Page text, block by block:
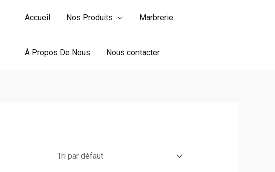
Accueil Nos Produits Marbrerie
À Propos De Nous Nous contacter